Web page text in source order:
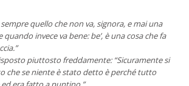
quello che non va, signora, e mai una
invece va bene: be’, è una cosa che fa
piuttosto freddamente: “Sicuramente si
che se niente è stato detto è perché tutto